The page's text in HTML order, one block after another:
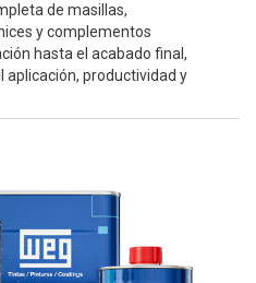
de masillas,
y complementos
hasta el acabado final,
productividad y